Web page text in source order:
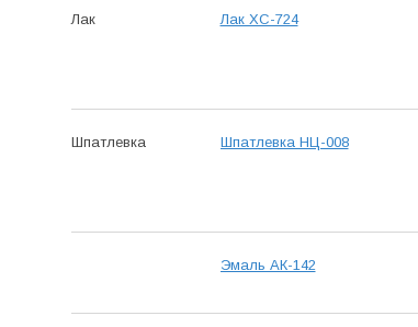
Лак Лак ХС-724
Шпатлевка Шпатлевка НЦ-008
Эмаль АК-142